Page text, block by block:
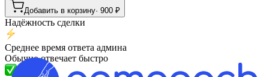
Добавить в корзину· 900 ₽
Надёжность сделки
Среднее время ответа админа
Обычно отвечает быстро